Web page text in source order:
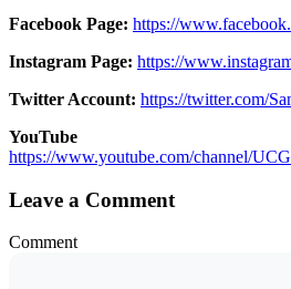
Facebook Page: https://
Instagram Page: https://
Twitter Account: https://twitter.com/
YouTube
https://www.youtube.com/channel/
Leave a Comment
Comment